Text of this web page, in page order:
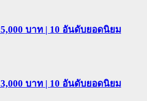
บาท | 10 อันดับยอดนิยม
บาท | 10 อันดับยอดนิยม